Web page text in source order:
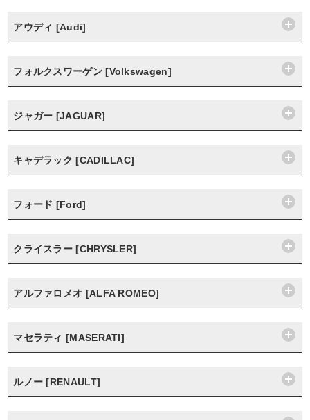
アウディ [Audi]
フォルクスワーゲン [Volkswagen]
ジャガー [JAGUAR]
キャデラック [CADILLAC]
フォード [Ford]
クライスラー [CHRYSLER]
アルファロメオ [ALFA ROMEO]
マセラティ [MASERATI]
ルノー [RENAULT]